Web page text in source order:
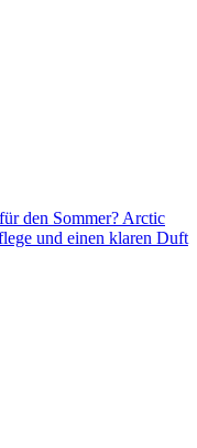
den Sommer? Arctic
und einen klaren Duft